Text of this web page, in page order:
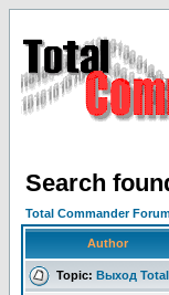
Search
Total Commander
Author
Topic: Выход Total